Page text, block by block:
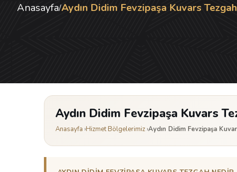
Anasayfa/Aydın Didim Fevzipaşa Kuvars
Aydın Didim Fevzipaşa Kuvars
Anasayfa ›Hizmet Bölgelerimiz›Aydın Didim Fevzipaşa